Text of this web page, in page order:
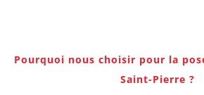
Pourquoi nous choisir pour la
Saint-Pierre ?